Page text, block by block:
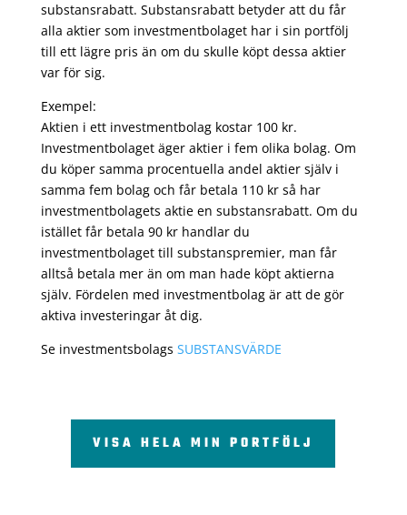
substansrabatt. Substansrabatt betyder att du får
alla aktier som investmentbolaget har i sin portfölj
till ett lägre pris än om du skulle köpt dessa aktier
var för sig.
Exempel:
Aktien i ett investmentbolag kostar 100 kr.
Investmentbolaget äger aktier i fem olika bolag. Om
du köper samma procentuella andel aktier själv i
samma fem bolag och får betala 110 kr så har
investmentbolagets aktie en substansrabatt. Om du
istället får betala 90 kr handlar du
investmentbolaget till substanspremier, man får
alltså betala mer än om man hade köpt aktierna
själv. Fördelen med investmentbolag är att de gör
aktiva investeringar åt dig.
Se investmentsbolags SUBSTANSVÄRDE
VISA HELA MIN PORTFÖLJ